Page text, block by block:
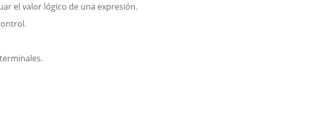
el valor lógico de una expresión.